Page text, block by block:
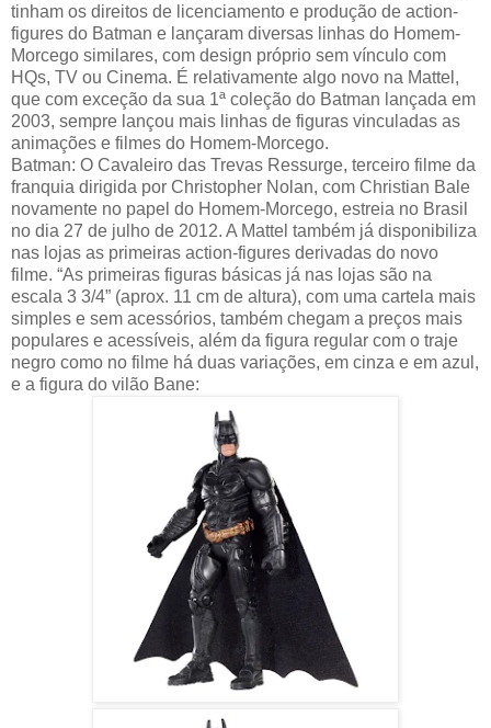
tinham os direitos de licenciamento e produção de action-
figures do Batman e lançaram diversas linhas do Homem-
Morcego similares, com design próprio sem vínculo com
HQs, TV ou Cinema. É relativamente algo novo na Mattel,
que com exceção da sua 1ª coleção do Batman lançada em
2003, sempre lançou mais linhas de figuras vinculadas as
animações e filmes do Homem-Morcego.
Batman: O Cavaleiro das Trevas Ressurge, terceiro filme da
franquia dirigida por Christopher Nolan, com Christian Bale
novamente no papel do Homem-Morcego, estreia no Brasil
no dia 27 de julho de 2012. A Mattel também já disponibiliza
nas lojas as primeiras action-figures derivadas do novo
filme. “As primeiras figuras básicas já nas lojas são na
escala 3 3/4” (aprox. 11 cm de altura), com uma cartela mais
simples e sem acessórios, também chegam a preços mais
populares e acessíveis, além da figura regular com o traje
negro como no filme há duas variações, em cinza e em azul,
e a figura do vilão Bane: